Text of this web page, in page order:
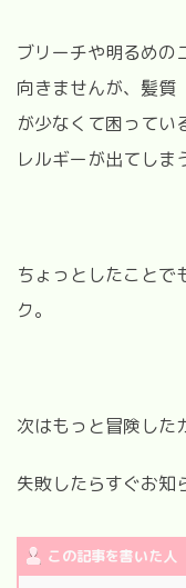
ブリーチや明るめの
向きませんが、髪質
が少なくて困ってい
レルギーが出てしま
ちょっとしたことで
ク。
次はもっと冒険した
失敗したらすぐお知
この記事を書いた人